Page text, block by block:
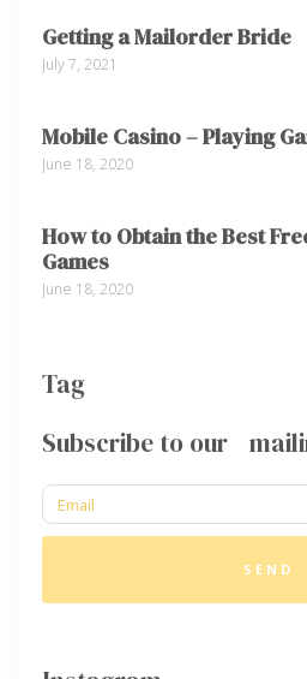
Getting a Mailorder Bride
July 7, 2021
Mobile Casino – Playing
June 18, 2020
How to Obtain the Best
Games
June 18, 2020
Tag
Subscribe to our
SEND